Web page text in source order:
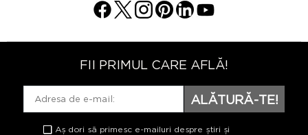
FII PRIMUL CARE AFLĂ!
ALĂTURĂ-TE!
Aș dori să primesc e-mailuri despre știri și